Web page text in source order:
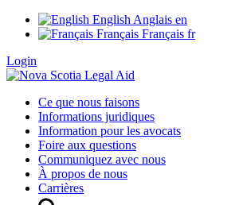
English Anglais en
Français Français fr
Login
Ce que nous faisons
Informations juridiques
Information pour les avocats
Foire aux questions
Communiquez avec nous
À propos de nous
Carrières